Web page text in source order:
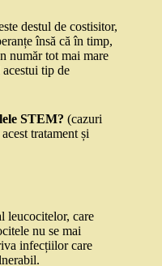
destul de costisitor,
însă că în timp,
număr tot mai mare
tip de
STEM? (cazuri
tratament și
leucocitelor, care
nu se mai
infecțiilor care